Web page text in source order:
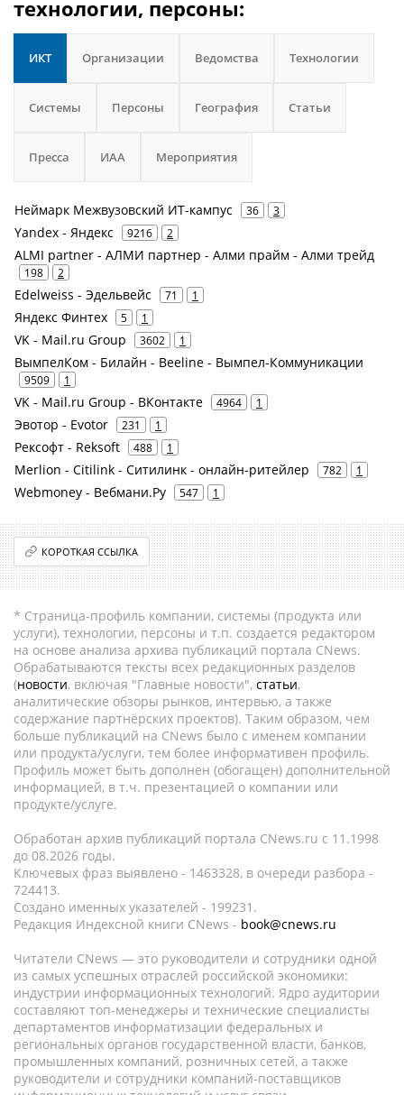
технологии, персоны:
ИКТ Организации Ведомства Технологии
Системы Персоны География Статьи
Пресса ИАА Мероприятия
Неймарк Межвузовский ИТ-кампус 36 3
Yandex - Яндекс 9216 2
ALMI partner - АЛМИ партнер - Алми прайм - Алми трейд
198 2
Edelweiss - Эдельвейс 71 1
Яндекс Финтех 5 1
VK - Mail.ru Group 3602 1
ВымпелКом - Билайн - Beeline - Вымпел-Коммуникации
9509 1
VK - Mail.ru Group - ВКонтакте 4964 1
Эвотор - Evotor 231 1
Рексофт - Reksoft 488 1
Merlion - Citilink - Ситилинк - онлайн-ритейлер 782 1
Webmoney - Вебмани.Ру 547 1
КОРОТКАЯ ССЫЛКА
* Страница-профиль компании, системы (продукта или
услуги), технологии, персоны и т.п. создается редактором
на основе анализа архива публикаций портала CNews.
Обрабатываются тексты всех редакционных разделов
(новости, включая "Главные новости", статьи,
аналитические обзоры рынков, интервью, а также
содержание партнёрских проектов). Таким образом, чем
больше публикаций на CNews было с именем компании
или продукта/услуги, тем более информативен профиль.
Профиль может быть дополнен (обогащен) дополнительной
информацией, в т.ч. презентацией о компании или
продукте/услуге.
Обработан архив публикаций портала CNews.ru c 11.1998
до 08.2026 годы.
Ключевых фраз выявлено - 1463328, в очереди разбора -
724413.
Создано именных указателей - 199231.
Редакция Индексной книги CNews - book@cnews.ru
Читатели CNews — это руководители и сотрудники одной
из самых успешных отраслей российской экономики:
индустрии информационных технологий. Ядро аудитории
составляют топ-менеджеры и технические специалисты
департаментов информатизации федеральных и
региональных органов государственной власти, банков,
промышленных компаний, розничных сетей, а также
руководители и сотрудники компаний-поставщиков